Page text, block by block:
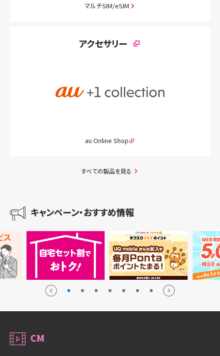
マルチSIM/eSIM
アクセサリー
au Online Shop
すべての製品を見る
キャンペーン・おすすめ情報
CM